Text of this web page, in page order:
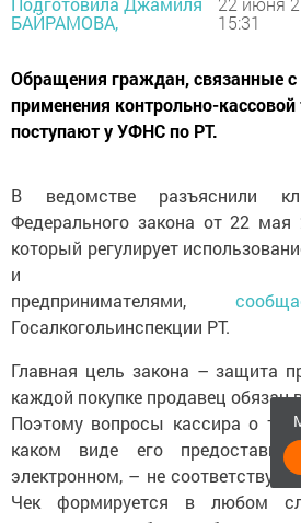
БАЙРАМОВА,
15:31
Обращения граждан, связанные
применения контрольно-кассовой
поступают у УФНС по РТ.
В ведомстве разъяснили
Федерального закона от 22
который регулирует
и
предпринимателями,
Госалкогольинспекции РТ.
Главная цель закона – защита
каждой покупке продавец обязан
Поэтому вопросы кассира о
каком виде его
электронном, – не
Чек формируется в любом